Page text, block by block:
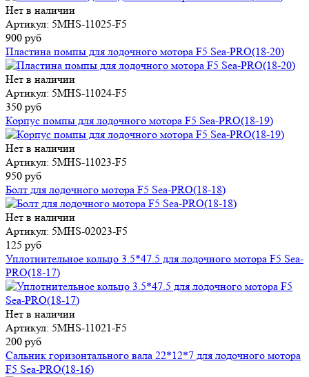
Нет в наличии
Артикул: 5MHS-11025-F5
900 руб
Пластина помпы для лодочного мотора F5 Sea-PRO(18-20)
Нет в наличии
Артикул: 5MHS-11024-F5
350 руб
Корпус помпы для лодочного мотора F5 Sea-PRO(18-19)
Нет в наличии
Артикул: 5MHS-11023-F5
950 руб
Болт для лодочного мотора F5 Sea-PRO(18-18)
Нет в наличии
Артикул: 5MHS-02023-F5
125 руб
Уплотнительное кольцо 3.5*47.5 для лодочного мотора F5 Sea-
PRO(18-17)
Нет в наличии
Артикул: 5MHS-11021-F5
200 руб
Сальник горизонтального вала 22*12*7 для лодочного мотора
F5 Sea-PRO(18-16)